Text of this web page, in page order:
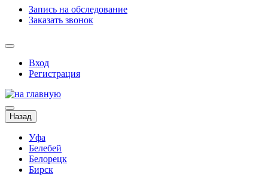
Запись на обследование
Заказать звонок
Вход
Регистрация
Назад
Уфа
Белебей
Белорецк
Бирск